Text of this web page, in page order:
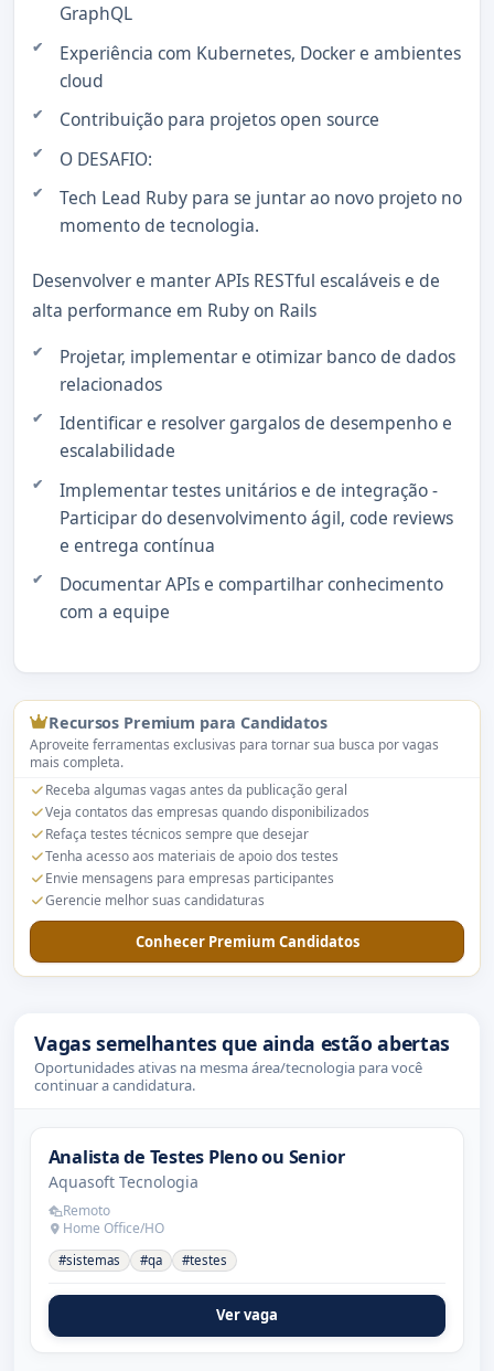
GraphQL
Experiência com Kubernetes, Docker e ambientes
cloud
Contribuição para projetos open source
O DESAFIO:
Tech Lead Ruby para se juntar ao novo projeto no
momento de tecnologia.
Desenvolver e manter APIs RESTful escaláveis ​​e de
alta performance em Ruby on Rails
Projetar, implementar e otimizar banco de dados
relacionados
Identificar e resolver gargalos de desempenho e
escalabilidade
Implementar testes unitários e de integração -
Participar do desenvolvimento ágil, code reviews
e entrega contínua
Documentar APIs e compartilhar conhecimento
com a equipe
Recursos Premium para Candidatos
Aproveite ferramentas exclusivas para tornar sua busca por vagas
mais completa.
Receba algumas vagas antes da publicação geral
Veja contatos das empresas quando disponibilizados
Refaça testes técnicos sempre que desejar
Tenha acesso aos materiais de apoio dos testes
Envie mensagens para empresas participantes
Gerencie melhor suas candidaturas
Conhecer Premium Candidatos
Vagas semelhantes que ainda estão abertas
Oportunidades ativas na mesma área/tecnologia para você
continuar a candidatura.
Analista de Testes Pleno ou Senior
Aquasoft Tecnologia
Remoto
Home Office/HO
#sistemas #qa #testes
Ver vaga